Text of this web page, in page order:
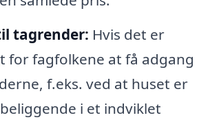
tagrender: Hvis det er
for fagfolkene at få adgang
f.eks. ved at huset er
i et indviklet